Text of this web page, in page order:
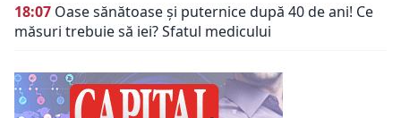
18:07 Oase sănătoase și puternice după 40 de ani! Ce
măsuri trebuie să iei? Sfatul medicului